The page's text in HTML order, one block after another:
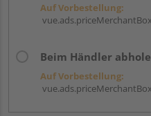
Auf Vorbestellung:
Beim Händler
Auf Vorbestellung: